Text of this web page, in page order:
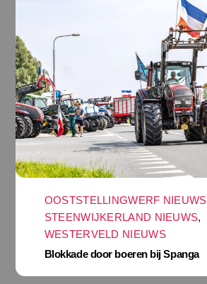
OOSTSTELLINGWERF NIEUWS
STEENWIJKERLAND NIEUWS,
WESTERVELD NIEUWS
Blokkade door boeren bij Spanga